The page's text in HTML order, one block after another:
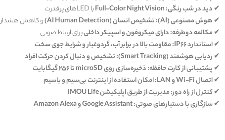
✔دید در شب رنگی:Full-Color Night Visionبا LEDهای پرقدرت
✔هوش مصنوعی (AI): تشخیص انسان (AI Human Detection)
و کاهش
✔مکالمه دوطرفه:دارای میکروفون و اسپیکر داخلیبرای ارتباط صوتی
✔استاندارد IP66:
مقاومت بالا در برابر آب، گردوغبار و شرایط جوی سخت
✔ردیابی هوشمند (Smart Tracking):
تشخیص و دنبال کردن حرکت افراد
✔پشتیبانی از کارت حافظه:ذخیره‌سازی روی microSD تا 256 گیگابایت
✔اتصال Wi-Fi و LAN:
امکان استفاده از اینترنت بی‌سیم و باسیم
✔کنترل از راه دور:مدیریت از طریق اپلیکیشن IMOU Life
✔سازگاری با دستیارهای صوتی:Google Assistant و Amazon Alexa